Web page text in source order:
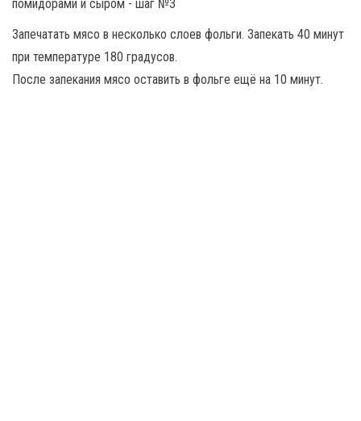
Запечатать мясо в несколько слоев фольги. Запекать 40 минут
при температуре 180 градусов.
После запекания мясо оставить в фольге ещё на 10 минут.